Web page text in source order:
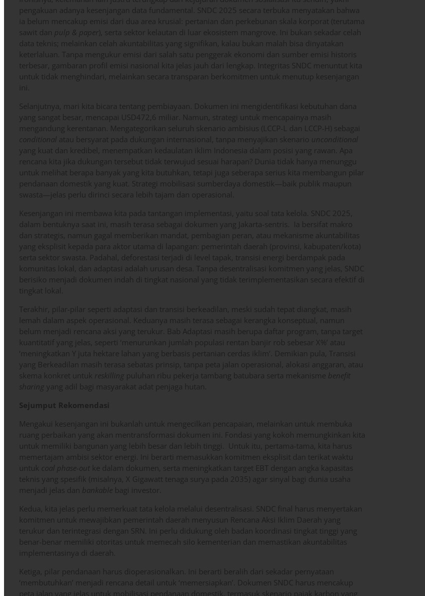
pengakuan adanya kesenjangan data fundamental. SNDC 2025 secara terbuka menyatakan bahwa
ia belum mencakup emisi dari dua area krusial: pertanian dan perkebunan skala korporat (terutama
sawit dan pulp & paper), serta sektor kelautan di luar ekosistem mangrove. Ini bukan sekadar celah
data teknis; melainkan celah akuntabilitas yang signifikan, kalau bukan malah bisa dinyatakan
keterlaluan. Tanpa mengukur emisi dari salah satu penggerak ekonomi dan sumber emisi historis
terbesar, gambaran profil emisi nasional kita jelas jauh dari lengkap. Integritas SNDC menuntut kita
untuk tidak menghindari, melainkan secara transparan berkomitmen untuk menutup kesenjangan
ini.
Selanjutnya, mari kita bicara tentang pembiayaan. Dokumen ini mengidentifikasi kebutuhan dana
yang sangat besar, mencapai USD472,6 miliar. Namun, strategi untuk mencapainya masih
mengandung kerentanan. Mengategorikan seluruh skenario ambisius (LCCP-L dan LCCP-H) sebagai
conditional atau bersyarat pada dukungan internasional, tanpa menyajikan skenario unconditional
yang kuat dan kredibel, menempatkan kedaulatan iklim Indonesia dalam posisi yang rawan. Apa
rencana kita jika dukungan tersebut tidak terwujud sesuai harapan? Dunia tidak hanya menunggu
untuk melihat berapa banyak yang kita butuhkan, tetapi juga seberapa serius kita membangun pilar
pendanaan domestik yang kuat. Strategi mobilisasi sumberdaya domestik—baik publik maupun
swasta—jelas perlu dirinci secara lebih tajam dan operasional.
Kesenjangan ini membawa kita pada tantangan implementasi, yaitu soal tata kelola. SNDC 2025,
dalam bentuknya saat ini, masih terasa sebagai dokumen yang Jakarta-sentris. Ia bersifat makro
dan strategis, namun gagal memberikan mandat, pembagian peran, atau mekanisme akuntabilitas
yang eksplisit kepada para aktor utama di lapangan: pemerintah daerah (provinsi, kabupaten/kota)
serta sektor swasta. Padahal, deforestasi terjadi di level tapak, transisi energi berdampak pada
komunitas lokal, dan adaptasi adalah urusan desa. Tanpa desentralisasi komitmen yang jelas, SNDC
berisiko menjadi dokumen indah di tingkat nasional yang tidak terimplementasikan secara efektif di
tingkat lokal.
Terakhir, pilar-pilar seperti adaptasi dan transisi berkeadilan, meski sudah tepat diangkat, masih
lemah dalam aspek operasional. Keduanya masih terasa sebagai kerangka konseptual, namun
belum menjadi rencana aksi yang terukur. Bab Adaptasi masih berupa daftar program, tanpa target
kuantitatif yang jelas, seperti ‘menurunkan jumlah populasi rentan banjir rob sebesar X%’ atau
‘meningkatkan Y juta hektare lahan yang berbasis pertanian cerdas iklim’. Demikian pula, Transisi
yang Berkeadilan masih terasa sebatas prinsip, tanpa peta jalan operasional, alokasi anggaran, atau
skema konkret untuk reskilling puluhan ribu pekerja tambang batubara serta mekanisme benefit
sharing yang adil bagi masyarakat adat penjaga hutan.
Sejumput Rekomendasi
Mengakui kesenjangan ini bukanlah untuk mengecilkan pencapaian, melainkan untuk membuka
ruang perbaikan yang akan mentransformasi dokumen ini. Fondasi yang kokoh memungkinkan kita
untuk memiliki bangunan yang lebih besar dan lebih tinggi. Untuk itu, pertama-tama, kita harus
memertajam ambisi sektor energi. Ini berarti memasukkan komitmen eksplisit dan terikat waktu
untuk coal phase-out ke dalam dokumen, serta meningkatkan target EBT dengan angka kapasitas
teknis yang spesifik (misalnya, X Gigawatt tenaga surya pada 2035) agar sinyal bagi dunia usaha
menjadi jelas dan bankable bagi investor.
Kedua, kita jelas perlu memerkuat tata kelola melalui desentralisasi. SNDC final harus menyertakan
komitmen untuk mewajibkan pemerintah daerah menyusun Rencana Aksi Iklim Daerah yang
terukur dan terintegrasi dengan SRN. Ini perlu didukung oleh badan koordinasi tingkat tinggi yang
benar-benar memiliki otoritas untuk memecah silo kementerian dan memastikan akuntabilitas
implementasinya di daerah.
Ketiga, pilar pendanaan harus dioperasionalkan. Ini berarti beralih dari sekadar pernyataan
‘membutuhkan’ menjadi rencana detail untuk ‘memersiapkan’. Dokumen SNDC harus mencakup
peta jalan yang jelas untuk mobilisasi pendanaan domestik, termasuk skenario pajak karbon yang